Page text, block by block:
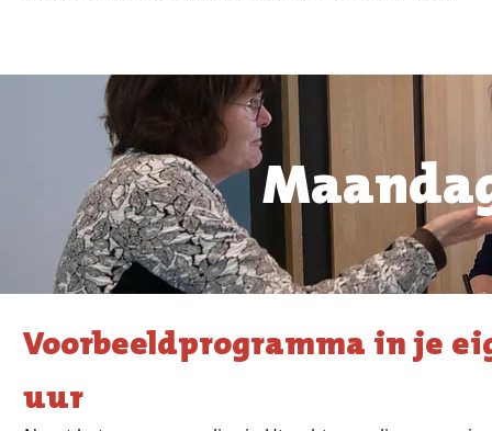
Voorbeeldprogramma in je
uur